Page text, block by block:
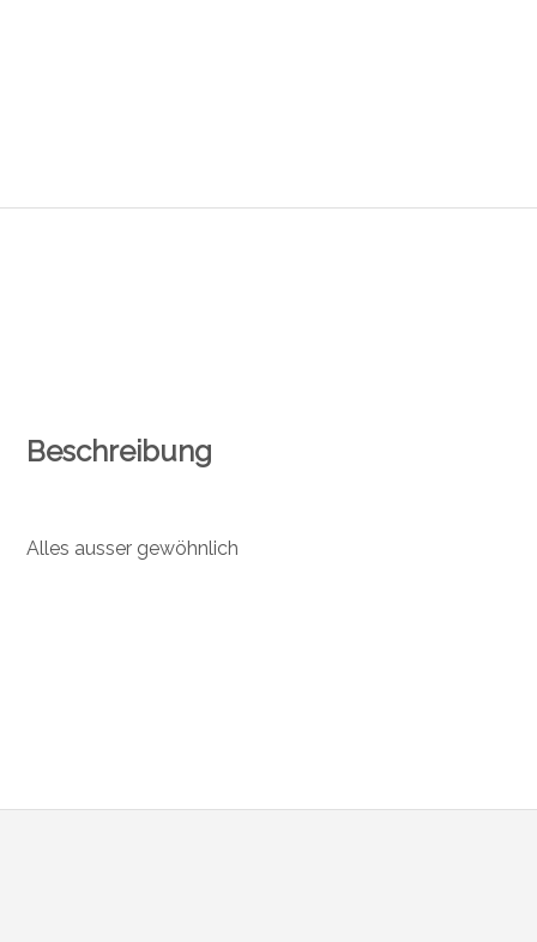
Beschreibung
Alles ausser gewöhnlich